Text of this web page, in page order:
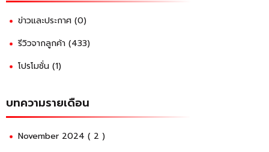
ข่าวและประกาศ (0)
รีวิวจากลูกค้า (433)
โปรโมชั่น (1)
บทความรายเดือน
November 2024 ( 2 )